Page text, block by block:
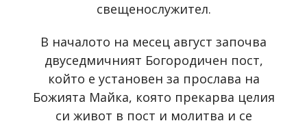
свещенослужител.
В началото на месец август започва
двуседмичният Богородичен пост,
който е установен за прослава на
Божията Майка, която прекарва целия
си живот в пост и молитва и се